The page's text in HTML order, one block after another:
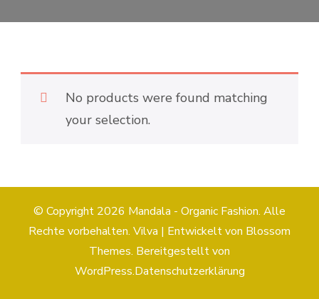
No products were found matching
your selection.
© Copyright 2026 Mandala - Organic Fashion. Alle
Rechte vorbehalten. Vilva | Entwickelt von Blossom
Themes. Bereitgestellt von
WordPress.Datenschutzerklärung